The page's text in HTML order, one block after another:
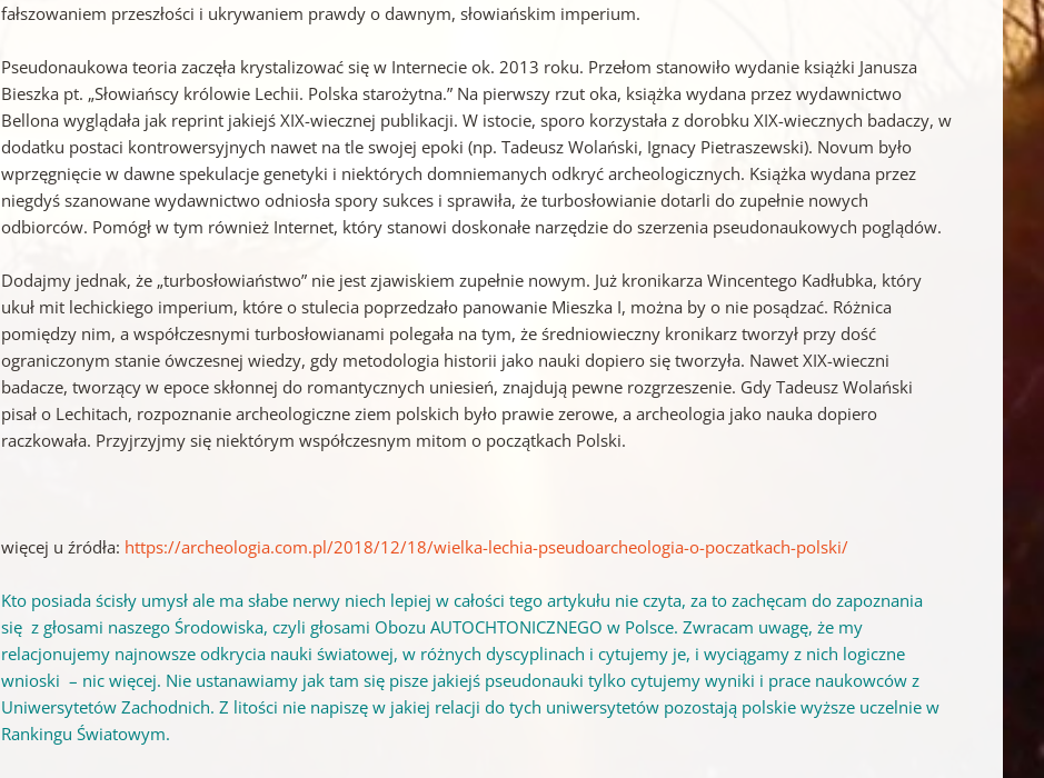
fałszowaniem przeszłości i ukrywaniem prawdy o dawnym, słowiańskim imperium.
Pseudonaukowa teoria zaczęła krystalizować się w Internecie ok. 2013 roku. Przełom stanowiło wydanie książki Janusza
Bieszka pt. „Słowiańscy królowie Lechii. Polska starożytna.” Na pierwszy rzut oka, książka wydana przez wydawnictwo
Bellona wyglądała jak reprint jakiejś XIX-wiecznej publikacji. W istocie, sporo korzystała z dorobku XIX-wiecznych badaczy, w
dodatku postaci kontrowersyjnych nawet na tle swojej epoki (np. Tadeusz Wolański, Ignacy Pietraszewski). Novum było
wprzęgnięcie w dawne spekulacje genetyki i niektórych domniemanych odkryć archeologicznych. Książka wydana przez
niegdyś szanowane wydawnictwo odniosła spory sukces i sprawiła, że turbosłowianie dotarli do zupełnie nowych
odbiorców. Pomógł w tym również Internet, który stanowi doskonałe narzędzie do szerzenia pseudonaukowych poglądów.
Dodajmy jednak, że „turbosłowiaństwo” nie jest zjawiskiem zupełnie nowym. Już kronikarza Wincentego Kadłubka, który
ukuł mit lechickiego imperium, które o stulecia poprzedzało panowanie Mieszka I, można by o nie posądzać. Różnica
pomiędzy nim, a współczesnymi turbosłowianami polegała na tym, że średniowieczny kronikarz tworzył przy dość
ograniczonym stanie ówczesnej wiedzy, gdy metodologia historii jako nauki dopiero się tworzyła. Nawet XIX-wieczni
badacze, tworzący w epoce skłonnej do romantycznych uniesień, znajdują pewne rozgrzeszenie. Gdy Tadeusz Wolański
pisał o Lechitach, rozpoznanie archeologiczne ziem polskich było prawie zerowe, a archeologia jako nauka dopiero
raczkowała. Przyjrzyjmy się niektórym współczesnym mitom o początkach Polski.
więcej u źródła: https://archeologia.com.pl/2018/12/18/wielka-lechia-pseudoarcheologia-o-poczatkach-polski/
Kto posiada ścisły umysł ale ma słabe nerwy niech lepiej w całości tego artykułu nie czyta, za to zachęcam do zapoznania
się z głosami naszego Środowiska, czyli głosami Obozu AUTOCHTONICZNEGO w Polsce. Zwracam uwagę, że my
relacjonujemy najnowsze odkrycia nauki światowej, w różnych dyscyplinach i cytujemy je, i wyciągamy z nich logiczne
wnioski – nic więcej. Nie ustanawiamy jak tam się pisze jakiejś pseudonauki tylko cytujemy wyniki i prace naukowców z
Uniwersytetów Zachodnich. Z litości nie napiszę w jakiej relacji do tych uniwersytetów pozostają polskie wyższe uczelnie w
Rankingu Światowym.